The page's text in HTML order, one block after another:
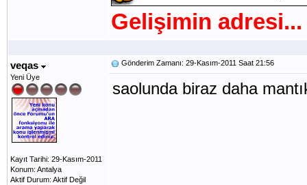
Gelişimin adresi...
veqas
Yeni Üye
Kayıt Tarihi: 29-Kasım-2011
Konum: Antalya
Aktif Durum: Aktif Değil
Gönderim Zamanı: 29-Kasım-2011 Saat 21:56
saolunda biraz daha